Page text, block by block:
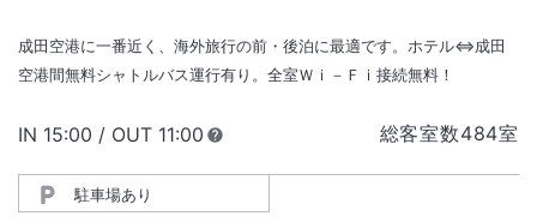
成田空港に一番近く、海外旅行の前・後泊に最適です。ホテル⇔成田
空港間無料シャトルバス運行有り。全室Ｗｉ－Ｆｉ接続無料！
総客室数484室
IN チェックイン
15:00 / OUT チェックアウト
11:00
駐車場あり